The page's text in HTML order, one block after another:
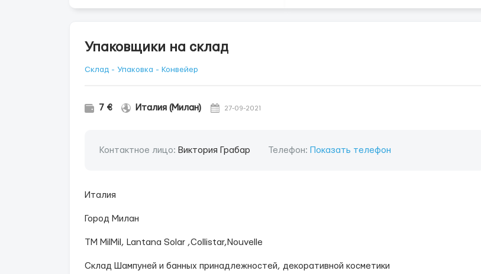
Упаковщики на склад
Склад - Упаковка - Конвейер
7 € Италия (Милан) 27-09-2021
Контактное лицо: Виктория Грабар Телефон: Показать телефон
Италия
Город Милан
ТМ MilMil, Lantana Solar ,Collistar,Nouvelle
Склад Шампуней и банных принадлежностей, декоративной косметики